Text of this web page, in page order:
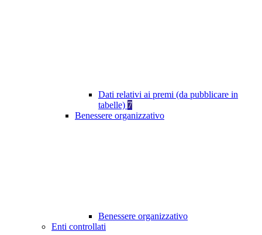
Dati relativi ai premi (da pubblicare in
tabelle) 7
Benessere organizzativo
Benessere organizzativo
Enti controllati